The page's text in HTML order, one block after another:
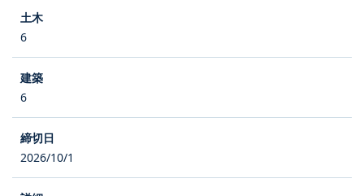
6
6
2026/10/1